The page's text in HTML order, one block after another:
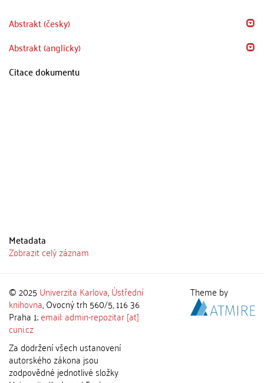
Abstrakt (česky)
Abstrakt (anglicky)
Citace dokumentu
Metadata
Zobrazit celý záznam
© 2025 Univerzita Karlova,Ústřední
knihovna, Ovocný trh 560/5, 116 36
Praha 1;email: admin-repozitar [at]
cuni.cz
Za dodržení všech ustanovení
autorského zákona jsou
zodpovědné jednotlivé složky
Theme by